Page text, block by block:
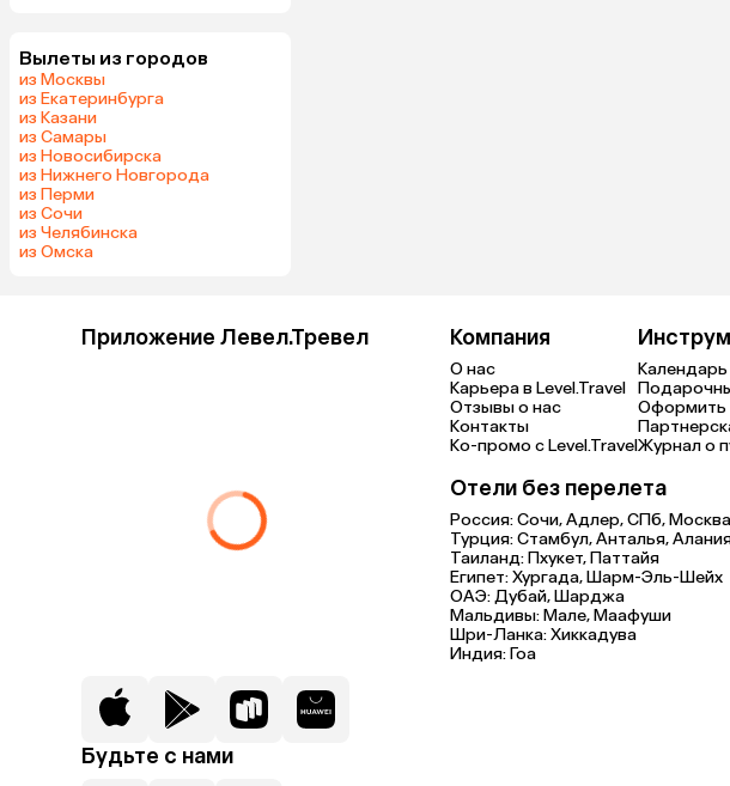
Вылеты из городов
из Москвы
из Екатеринбурга
из Казани
из Самары
из Новосибирска
из Нижнего Новгорода
из Перми
из Сочи
из Челябинска
из Омска
Приложение Левел.Тревел
Будьте с нами
Компания
О нас
Карьера в Level.Travel
Отзывы о нас
Контакты
Ко-промо с Level.Travel
Календарь
Оформить
Журнал о
Отели без перелета
Россия:Сочи,Адлер,СПб,Москва
Турция:Стамбул,Анталья,
Таиланд:Пхукет,Паттайя
Египет:Хургада,Шарм-Эль-Шейх
ОАЭ:Дубай,Шарджа
Мальдивы:Мале,Маафуши
Шри-Ланка:Хиккадува
Индия:Гоа